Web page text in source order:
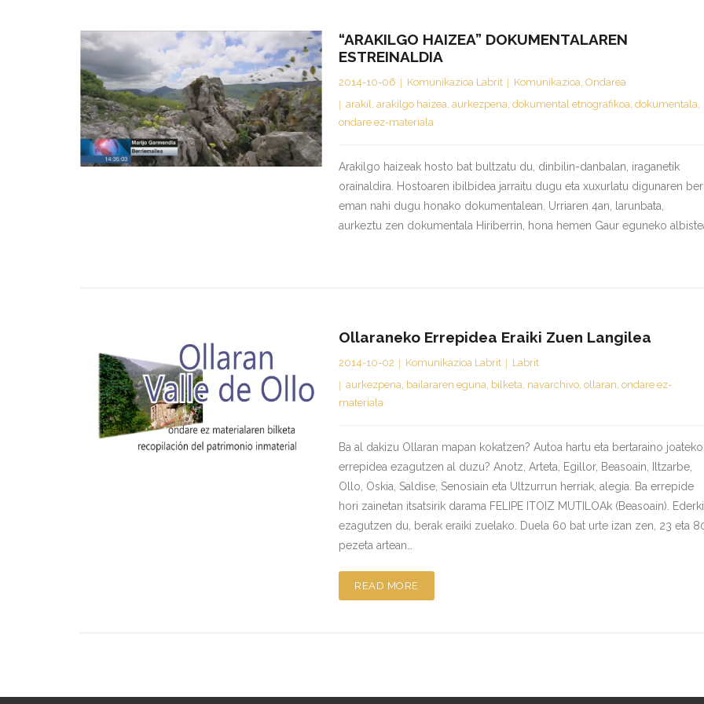
“ARAKILGO HAIZEA” DOKUMENTALAREN
ESTREINALDIA
2014-10-06 Komunikazioa Labrit Komunikazioa,Ondarea
arakil,arakilgo haizea,aurkezpena,dokumental etnografikoa,dokumentala,
ondare ez-materiala
Arakilgo haizeak hosto bat bultzatu du, dinbilin-danbalan, iraganetik
orainaldira. Hostoaren ibilbidea jarraitu dugu eta xuxurlatu digunaren
eman nahi dugu honako dokumentalean. Urriaren 4an, larunbata,
aurkeztu zen dokumentala Hiriberrin, hona hemen Gaur eguneko
Ollaraneko Errepidea Eraiki Zuen Langilea
2014-10-02 Komunikazioa Labrit
Labrit
aurkezpena, bailararen eguna, bilketa, navarchivo,ollaran,ondare ez-
materiala
Ba al dakizu Ollaran mapan kokatzen? Autoa hartu eta bertaraino joateko
errepidea ezagutzen al duzu? Anotz, Arteta, Egillor, Beasoain, Iltzarbe,
Ollo, Oskia, Saldise, Senosiain eta Ultzurrun herriak, alegia. Ba errepide
hori zainetan itsatsirik darama FELIPE ITOIZ MUTILOAk (Beasoain). Ederki
ezagutzen du, berak eraiki zuelako. Duela 60 bat urte izan zen, 23 eta
pezeta artean…
READ MORE